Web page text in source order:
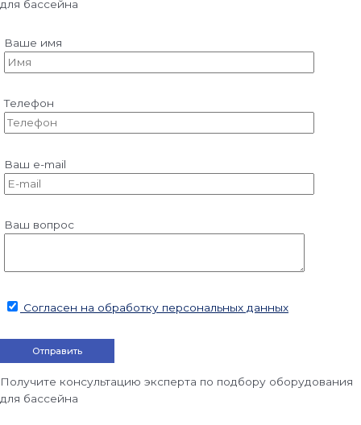
для бассейна
Ваше имя
Телефон
Ваш e-mail
Ваш вопрос
Согласен на обработку персональных данных
Получите консультацию эксперта по подбору оборудования
для бассейна